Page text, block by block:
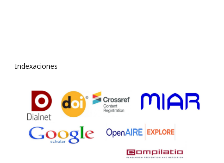
Indexaciones